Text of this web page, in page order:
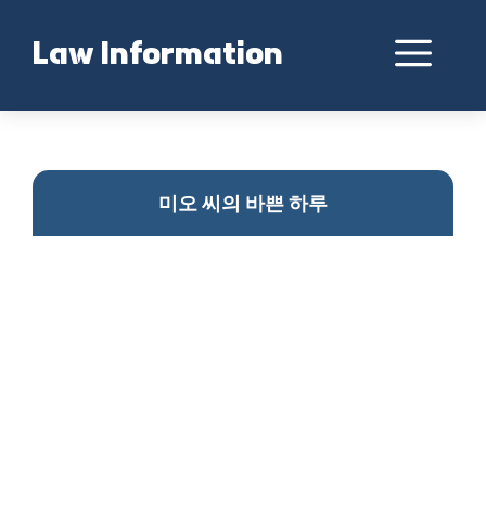
contentLaw Information
미오 씨의 바쁜 하루